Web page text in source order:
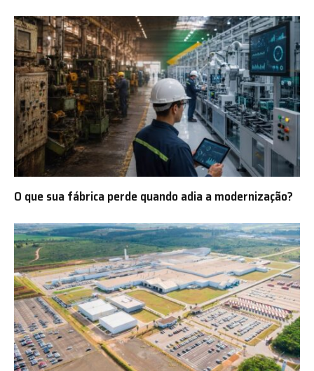
O que sua fábrica perde quando adia a modernização?